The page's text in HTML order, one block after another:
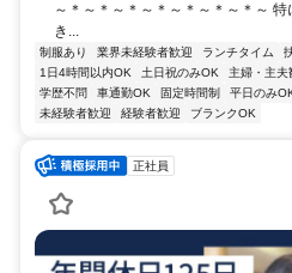
～＊～＊～＊～＊～＊～＊～＊～
き...
制服あり 業界未経験者歓迎 ランチタイム
1日4時間以内OK
土日祝のみOK 主婦・主夫
学歴不問
車通勤OK 固定時間制 平日のみ
未経験者歓迎
経験者歓迎 ブランクOK
正社員